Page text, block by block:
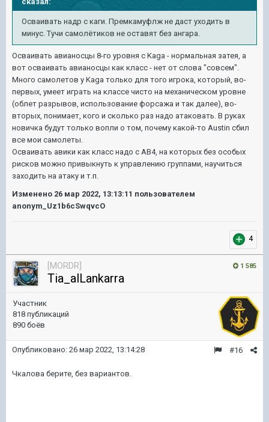
Осваивать надр с каги. Премкамуфлж не даст уходить в
минус. Тучи самолётиков не оставят без ангара.
Осваивать авианосцы 8-го уровня с Kaga - нормальная затея, а
вот осваивать авианосцы как класс - нет от слова "совсем".
Много самолетов у Kaga только для того игрока, который, во-
первых, умеет играть на классе чисто на механическом уровне
(облет разрывов, использование форсажа и так далее), во-
вторых, понимает, кого и сколько раз надо атаковать. В руках
новичка будут только вопли о том, почему какой-то Austin сбил
все мои самолеты.
Осваивать авики как класс надо с АВ4, на которых без особых
рисков можно привыкнуть к управлению группами, научиться
заходить на атаку и т.п.
Изменено 26 мар 2022, 13:13:11 пользователем
anonym_Uz1b6cSwqvcO
4
1 585
[MORDR]
Tia_alLankarra
Участник
818 публикаций
890 боёв
#16
Опубликовано: 26 мар 2022, 13:14:28
Чкалова берите, без вариантов.